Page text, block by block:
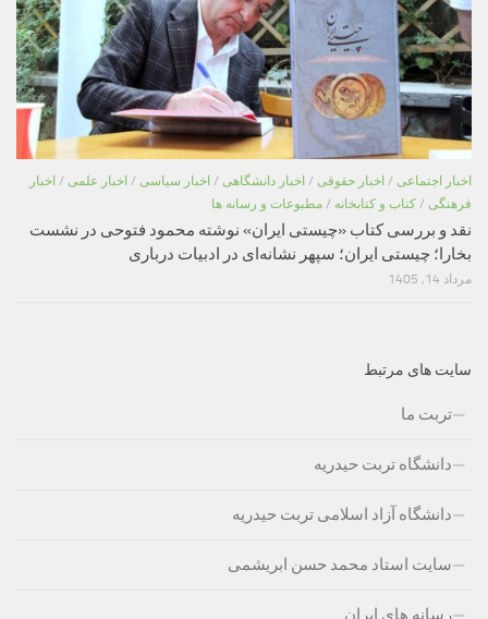
اخبار اجتماعی / اخبار حقوقی / اخبار دانشگاهی / اخبار سیاسی / اخبار علمی / اخبار
فرهنگی / کتاب و کتابخانه / مطبوعات و رسانه ها
نقد و بررسی کتاب «چیستی ایران» نوشته محمود فتوحی در نشست
بخارا؛ چیستی ایران؛ سپهر نشانه‌ای در ادبیات درباری
مرداد 14, 1405
سایت های مرتبط
تربت ما
دانشگاه تربت حیدریه
دانشگاه آزاد اسلامی تربت حیدریه
سایت استاد محمد حسن ابریشمی
رسانه های ایران